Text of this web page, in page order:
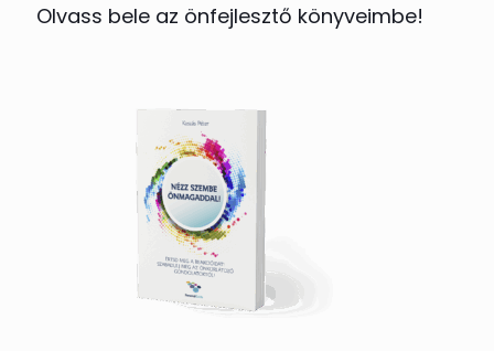
Olvass bele az önfejlesztő könyveimbe!